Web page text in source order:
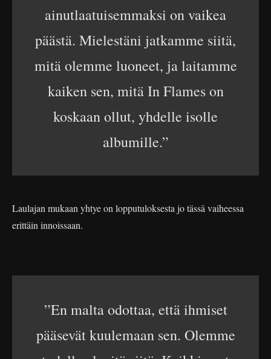
ainutlaatuisemmaksi on vaikea
päästä. Mielestäni jatkamme siitä,
mitä olemme luoneet, ja laitamme
kaiken sen, mitä In Flames on
koskaan ollut, yhdelle isolle
albumille.”
Laulajan mukaan yhtye on lopputuloksesta jo tässä vaiheessa
erittäin innoissaan.
”En malta odottaa, että ihmiset
pääsevät kuulemaan sen. Olemme